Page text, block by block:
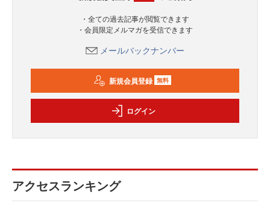
・全ての過去記事が閲覧できます
・会員限定メルマガを受信できます
メールバックナンバー
新規会員登録 無料
ログイン
アクセスランキング